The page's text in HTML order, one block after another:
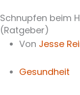
Schnupfen beim
(Ratgeber)
Von Jesse
Gesundheit